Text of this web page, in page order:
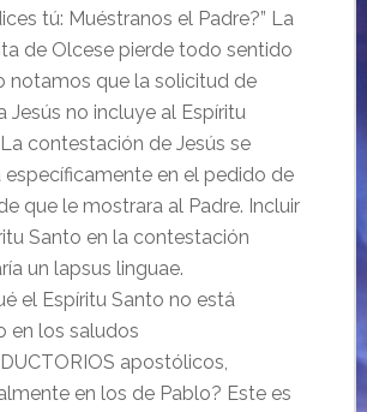
tú: Muéstranos el Padre?” La
de Olcese pierde todo sentido
notamos que la solicitud de
Jesús no incluye al Espíritu
contestación de Jesús se
específicamente en el pedido de
que le mostrara al Padre. Incluir
Santo en la contestación
un lapsus linguae.
el Espíritu Santo no está
en los saludos
apostólicos,
en los de Pablo? Este es